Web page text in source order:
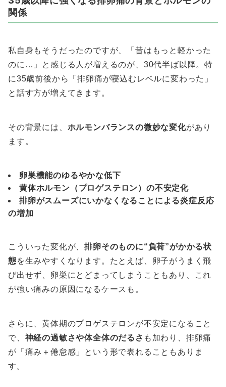
関係
私自身もそうだったのですが、「昔はもっと軽かった
のに…」と感じる人が増えるのが、30代半ば以降。特
に35歳前後から「排卵痛が寝込むレベルに変わった」
と話す方が増えてきます。
その背景には、 ホルモンバランスの微妙な変化があり
ます。
卵巣機能のゆるやかな低下
黄体ホルモン（プロゲステロン）の不安定化
排卵がスムーズにいかなくなることによる炎症反応
の増加
こういった変化が、排卵そのものに“負荷”がかかる状
態を生みやすくなります。たとえば、卵子がうまく飛
び出せず、卵巣にとどまってしまうこともあり、これ
が強い痛みの原因になるケースも。
さらに、黄体期のプロゲステロンが不安定になること
で、 神経の過敏さや体全体のだるさ も加わり、排卵痛
が「痛み＋倦怠感」という形で表れることもありま
す。